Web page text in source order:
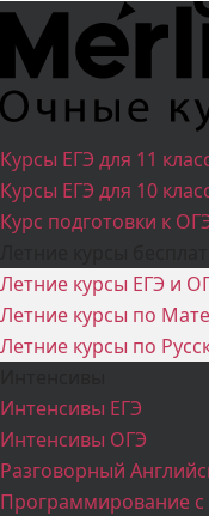
Курсы ЕГЭ для 11
Курсы ЕГЭ для 10
Курс подготовки к
Летние курсы ЕГЭ и
Летние курсы по
Летние курсы по
Интенсивы ЕГЭ
Интенсивы ОГЭ
Разговорный
Программирование с